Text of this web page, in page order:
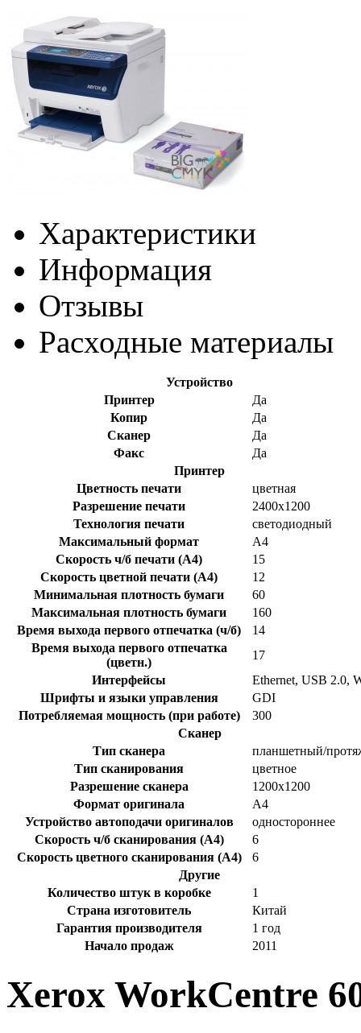
Характеристики
Информация
Отзывы
Раcходные материалы
Устройство
Принтер
Да
Копир
Да
Сканер
Да
Факс
Да
Принтер
Цветность печати
цветная
Разрешение печати
2400x1200
Технология печати
светодиодный
Максимальный формат
A4
Скорость ч/б печати (A4)
15
Скорость цветной печати (A4)
12
Минимальная плотность бумаги
60
Максимальная плотность бумаги
160
Время выхода первого отпечатка (ч/б)
14
Время выхода первого отпечатка
(цветн.)
17
Интерфейсы
Ethernet, USB 2.0,
Шрифты и языки управления
GDI
Потребляемая мощность (при работе)
300
Сканер
Тип сканера
планшетный/
Тип сканирования
цветное
Разрешение сканера
1200x1200
Формат оригинала
А4
Устройство автоподачи оригиналов
одностороннее
Скорость ч/б сканирования (A4)
6
Скорость цветного сканирования (A4)
6
Другие
Количество штук в коробке
1
Страна изготовитель
Китай
Гарантия производителя
1 год
Начало продаж
2011
Xerox WorkCentre